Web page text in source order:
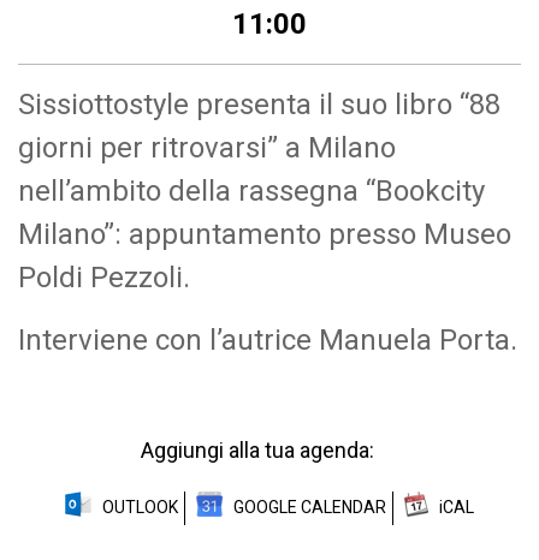
11:00
Sissiottostyle presenta il suo libro “88
giorni per ritrovarsi” a Milano
nell’ambito della rassegna “Bookcity
Milano”: appuntamento presso Museo
Poldi Pezzoli.
Interviene con l’autrice Manuela Porta.
Aggiungi alla tua agenda:
OUTLOOK GOOGLE CALENDAR iCAL